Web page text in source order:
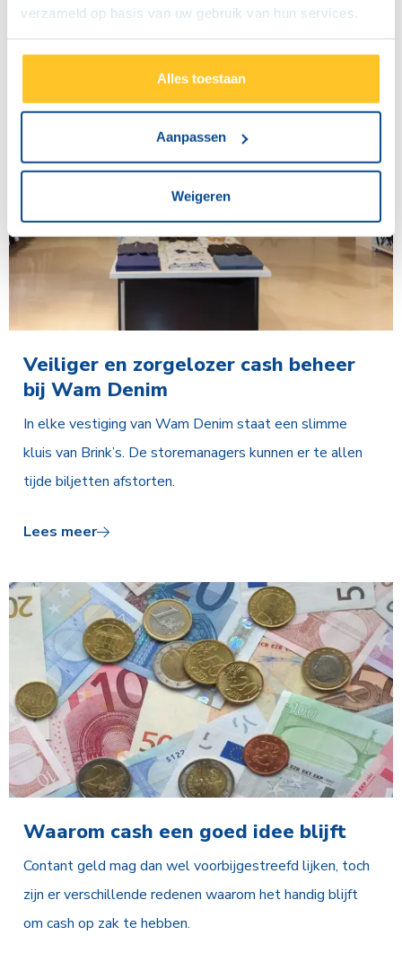
verzameld op basis van uw gebruik van hun services.
Alles toestaan
Aanpassen
Weigeren
dat wel?
Veiliger en zorgelozer cash beheer
bij Wam Denim
In elke vestiging van Wam Denim staat een slimme
kluis van Brink’s. De storemanagers kunnen er te allen
tijde biljetten afstorten.
Lees meer
Waarom cash een goed idee blijft
Contant geld mag dan wel voorbijgestreefd lijken, toch
zijn er verschillende redenen waarom het handig blijft
om cash op zak te hebben.